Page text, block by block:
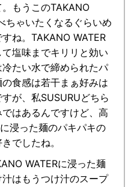
もうこのTAKANO
ちゃいたくなるぐらいめ
ね。TAKANO WATER
塩味までキリリと効い
たい水で締められたパ
食感は若干まぁ好みは
が、私SUSURUどちら
はあるんですけど、高
浸った麺のパキパキの
でしたね。
WATERに浸った麺
はもうつけ汁のスープ